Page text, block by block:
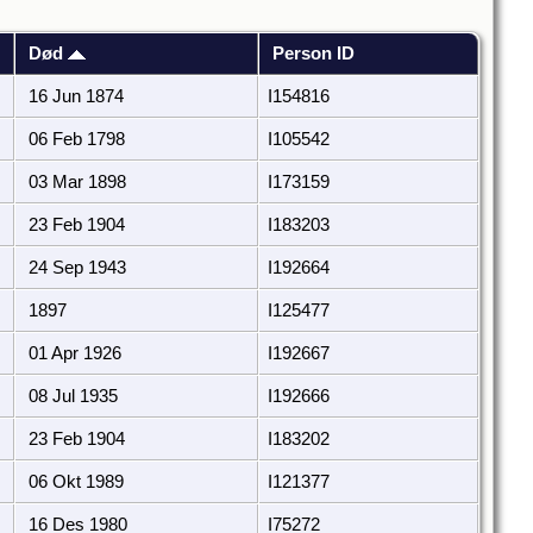
Død Person ID
16 Jun 1874 I154816
06 Feb 1798 I105542
03 Mar 1898 I173159
23 Feb 1904 I183203
24 Sep 1943 I192664
1897 I125477
01 Apr 1926 I192667
08 Jul 1935 I192666
23 Feb 1904 I183202
06 Okt 1989 I121377
16 Des 1980 I75272